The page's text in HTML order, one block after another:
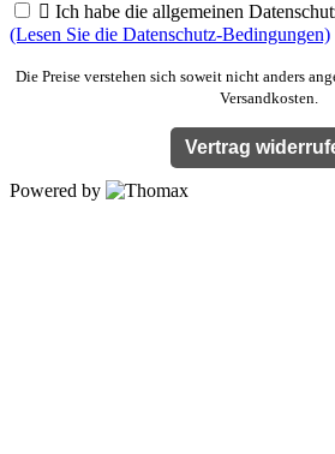
 Ich habe die allgemeinen
(Lesen Sie die Datenschutz-Bedingungen)
Die Preise verstehen sich soweit nicht anders
Versandkosten.
Vertrag
Powered by